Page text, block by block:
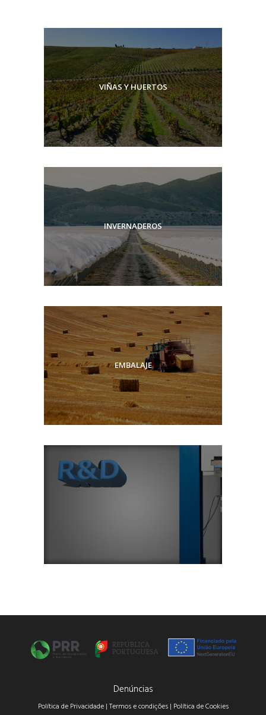
VIÑAS Y HUERTOS
INVERNADEROS
EMBALAJE
Denúncias
Política de Privacidade | Termos e condições | Política de Cookies